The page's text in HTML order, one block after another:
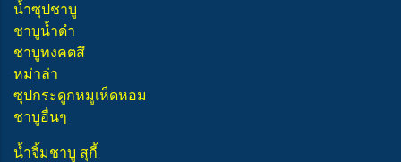
น้ำซุปชาบู
ชาบูน้ำดำ
ชาบูทงคตสึ
หม่าล่า
ซุปกระดูกหมูเห็ดหอม
ชาบูอื่นๆ
น้ำจิ้มชาบู สุกี้